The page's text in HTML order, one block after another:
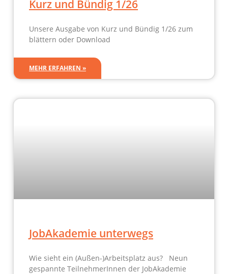
Kurz und Bündig 1/26
Unsere Ausgabe von Kurz und Bündig 1/26 zum
blättern oder Download
MEHR ERFAHREN »
JobAkademie unterwegs
Wie sieht ein (Außen-)Arbeitsplatz aus? Neun
gespannte TeilnehmerInnen der JobAkademie